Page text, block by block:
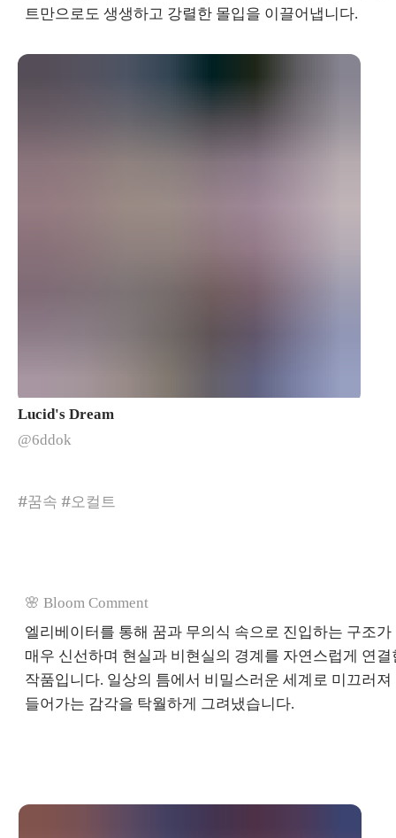
트만으로도 생생하고 강렬한 몰입을 이끌어냅니다.
Lucid's Dream
@6ddok
#꿈속 #오컬트
🌸 Bloom Comment
엘리베이터를 통해 꿈과 무의식 속으로 진입하는 구조가
매우 신선하며 현실과 비현실의 경계를 자연스럽게 연결
작품입니다. 일상의 틈에서 비밀스러운 세계로 미끄러져
들어가는 감각을 탁월하게 그려냈습니다.